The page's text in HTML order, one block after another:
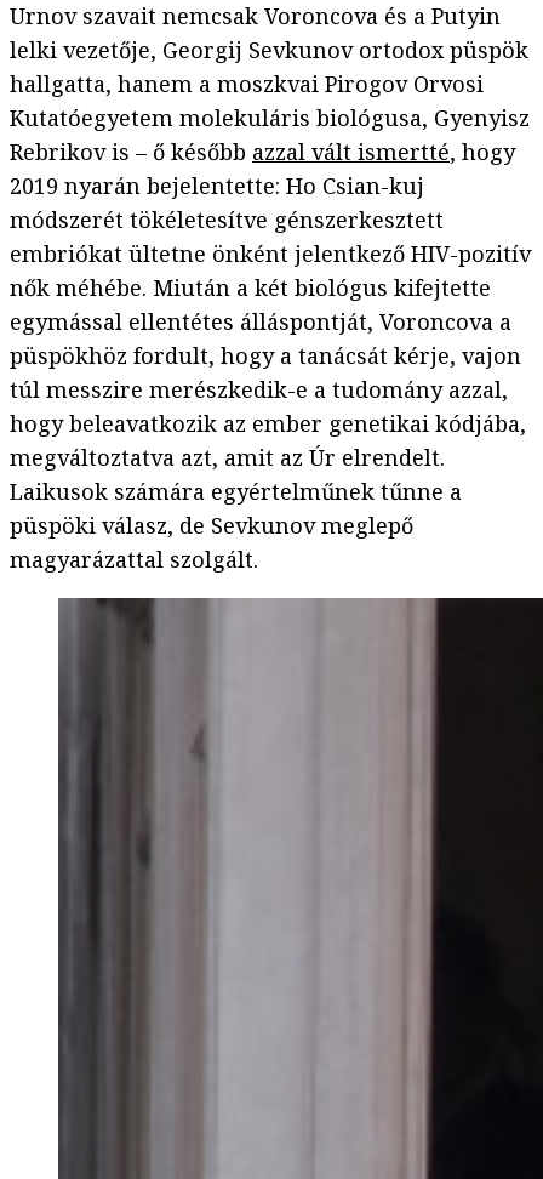
Urnov szavait nemcsak Voroncova és a Putyin
lelki vezetője, Georgij Sevkunov ortodox püspök
hallgatta, hanem a moszkvai Pirogov Orvosi
Kutatóegyetem molekuláris biológusa, Gyenyisz
Rebrikov is – ő később azzal vált ismertté, hogy
2019 nyarán bejelentette: Ho Csian-kuj
módszerét tökéletesítve génszerkesztett
embriókat ültetne önként jelentkező HIV-pozitív
nők méhébe. Miután a két biológus kifejtette
egymással ellentétes álláspontját, Voroncova a
püspökhöz fordult, hogy a tanácsát kérje, vajon
túl messzire merészkedik-e a tudomány azzal,
hogy beleavatkozik az ember genetikai kódjába,
megváltoztatva azt, amit az Úr elrendelt.
Laikusok számára egyértelműnek tűnne a
püspöki válasz, de Sevkunov meglepő
magyarázattal szolgált.